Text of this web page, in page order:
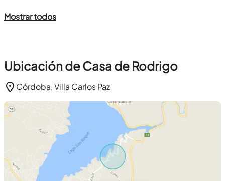
Mostrar todos
Ubicación de Casa de Rodrigo
Córdoba, Villa Carlos Paz